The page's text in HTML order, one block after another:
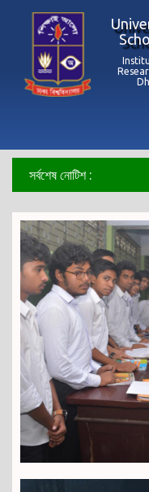
সর্বশেষ নোটিশ :
***২০২৬ সালের ৯ম শ্রেণির